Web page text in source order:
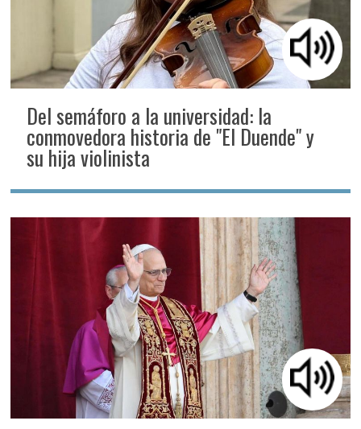
Del semáforo a la universidad: la
conmovedora historia de "El Duende" y
su hija violinista